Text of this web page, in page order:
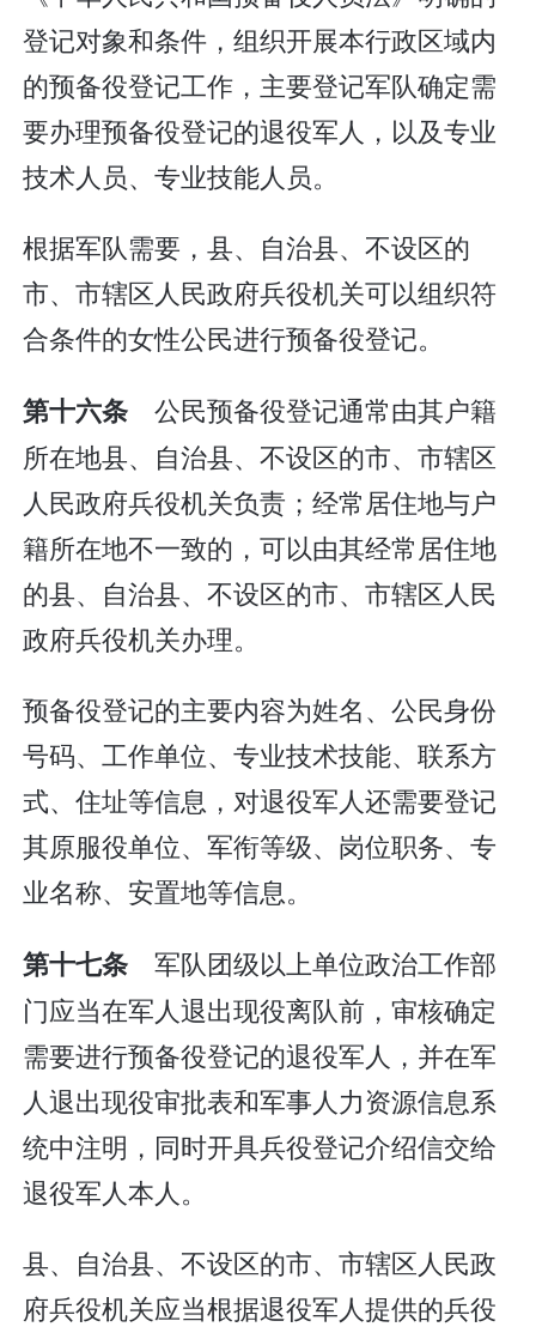
登记对象和条件，组织开展本行政区域内
的预备役登记工作，主要登记军队确定需
要办理预备役登记的退役军人，以及专业
技术人员、专业技能人员。
根据军队需要，县、自治县、不设区的
市、市辖区人民政府兵役机关可以组织符
合条件的女性公民进行预备役登记。
第十六条公民预备役登记通常由其户籍
所在地县、自治县、不设区的市、市辖区
人民政府兵役机关负责；经常居住地与户
籍所在地不一致的，可以由其经常居住地
的县、自治县、不设区的市、市辖区人民
政府兵役机关办理。
预备役登记的主要内容为姓名、公民身份
号码、工作单位、专业技术技能、联系方
式、住址等信息，对退役军人还需要登记
其原服役单位、军衔等级、岗位职务、专
业名称、安置地等信息。
第十七条军队团级以上单位政治工作部
门应当在军人退出现役离队前，审核确定
需要进行预备役登记的退役军人，并在军
人退出现役审批表和军事人力资源信息系
统中注明，同时开具兵役登记介绍信交给
退役军人本人。
县、自治县、不设区的市、市辖区人民政
府兵役机关应当根据退役军人提供的兵役